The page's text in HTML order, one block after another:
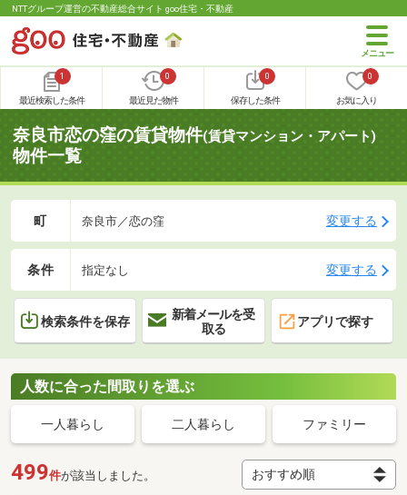
NTTグループ運営の不動産総合サイト goo住宅・不動産
1
最近検索した条件
0
最近見た物件
0
保存した条件
0
お気に入り
奈良市恋の窪の賃貸物件(賃貸マンション・アパート)
物件一覧
町 奈良市／恋の窪 変更する
条件 指定なし 変更する
検索条件を保存
新着メールを受
取る
アプリで探す
人数に合った間取りを選ぶ
一人暮らし 二人暮らし ファミリー
499件が該当しました。